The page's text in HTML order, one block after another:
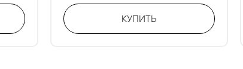
КУПИТЬ